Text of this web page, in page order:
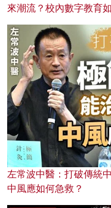
來潮流？校內數字教育
左常波中醫：打破傳統
中風應如何急救？